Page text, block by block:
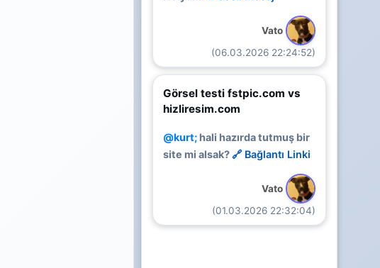
Vato
(06.03.2026 22:24:52)
Görsel testi fstpic.com vs
hizliresim.com
@kurt; hali hazırda tutmuş bir
site mi alsak?🔗 Bağlantı Linki
Vato
(01.03.2026 22:32:04)